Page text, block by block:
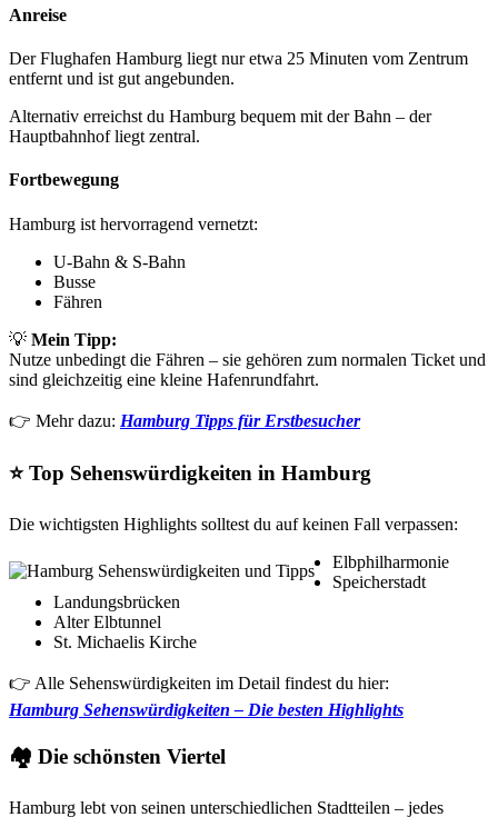
Anreise
Der Flughafen Hamburg liegt nur etwa 25 Minuten vom Zentrum
entfernt und ist gut angebunden.
Alternativ erreichst du Hamburg bequem mit der Bahn – der
Hauptbahnhof liegt zentral.
Fortbewegung
Hamburg ist hervorragend vernetzt:
U-Bahn & S-Bahn
Busse
Fähren
💡 Mein Tipp:
Nutze unbedingt die Fähren – sie gehören zum normalen Ticket und
sind gleichzeitig eine kleine Hafenrundfahrt.
👉 Mehr dazu: Hamburg Tipps für Erstbesucher
⭐ Top Sehenswürdigkeiten in Hamburg
Die wichtigsten Highlights solltest du auf keinen Fall verpassen:
Elbphilharmonie
Speicherstadt
Landungsbrücken
Alter Elbtunnel
St. Michaelis Kirche
👉 Alle Sehenswürdigkeiten im Detail findest du hier:
Hamburg Sehenswürdigkeiten – Die besten Highlights
🏘️ Die schönsten Viertel
Hamburg lebt von seinen unterschiedlichen Stadtteilen – jedes